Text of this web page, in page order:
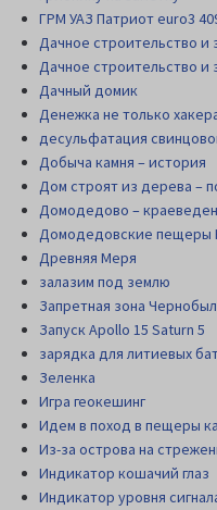
ГРМ УАЗ Патриот euro3
Дачное строительство и
Дачное строительство и
Дачный домик
Денежка не только
десульфатация
Добыча камня – история
Дом строят из дерева –
Домодедово –
Домодедовские пещеры
Древняя Меря
залазим под землю
Запретная зона
Запуск Apollo 15 Saturn 5
зарядка для литиевых
Зеленка
Игра геокешинг
Идем в поход в пещеры
Из-за острова на
Индикатор кошачий глаз
Индикатор уровня